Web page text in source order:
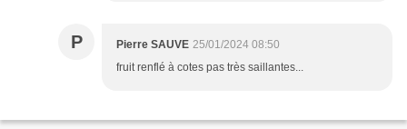
P Pierre SAUVE 25/01/2024 08:50
fruit renflé à cotes pas très saillantes...